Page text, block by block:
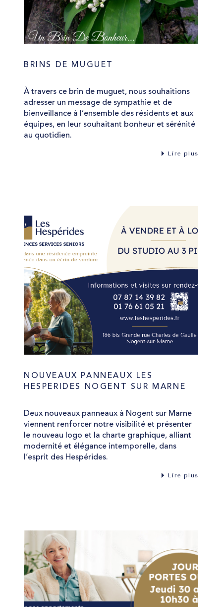
BRINS DE MUGUET
À travers ce brin de muguet, nous souhaitions
adresser un message de sympathie et de
bienveillance à l’ensemble des résidents et aux
équipes, en leur souhaitant bonheur et sérénité
au quotidien.
Lire plus
NOUVEAUX PANNEAUX LES
HESPERIDES NOGENT SUR MARNE
Deux nouveaux panneaux à Nogent sur Marne
viennent renforcer notre visibilité et présenter
le nouveau logo et la charte graphique, alliant
modernité et élégance intemporelle, dans
l’esprit des Hespérides.
Lire plus